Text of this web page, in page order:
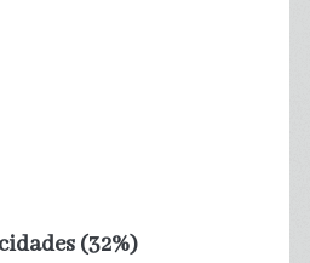
(32%)